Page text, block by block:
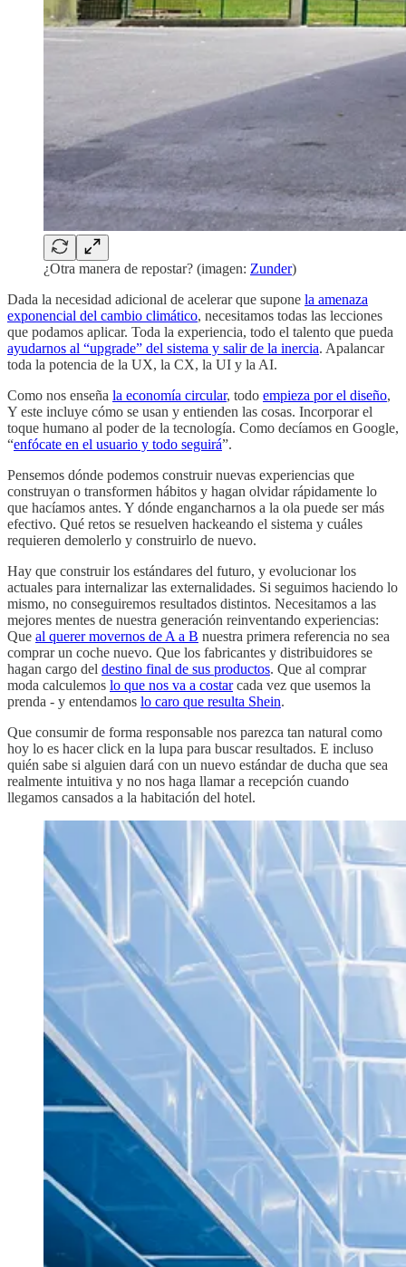
¿Otra manera de repostar? (imagen: Zunder)
Dada la necesidad adicional de acelerar que supone la amenaza
exponencial del cambio climático, necesitamos todas las lecciones
que podamos aplicar. Toda la experiencia, todo el talento que pueda
ayudarnos al “upgrade” del sistema y salir de la inercia. Apalancar
toda la potencia de la UX, la CX, la UI y la AI.
Como nos enseña la economía circular, todo empieza por el diseño,
Y este incluye cómo se usan y entienden las cosas. Incorporar el
toque humano al poder de la tecnología. Como decíamos en Google,
“enfócate en el usuario y todo seguirá”.
Pensemos dónde podemos construir nuevas experiencias que
construyan o transformen hábitos y hagan olvidar rápidamente lo
que hacíamos antes. Y dónde engancharnos a la ola puede ser más
efectivo. Qué retos se resuelven hackeando el sistema y cuáles
requieren demolerlo y construirlo de nuevo.
Hay que construir los estándares del futuro, y evolucionar los
actuales para internalizar las externalidades. Si seguimos haciendo lo
mismo, no conseguiremos resultados distintos. Necesitamos a las
mejores mentes de nuestra generación reinventando experiencias:
Que al querer movernos de A a B nuestra primera referencia no sea
comprar un coche nuevo. Que los fabricantes y distribuidores se
hagan cargo del destino final de sus productos. Que al comprar
moda calculemos lo que nos va a costarcada vez que usemos la
prenda - y entendamos lo caro que resulta Shein.
Que consumir de forma responsable nos parezca tan natural como
hoy lo es hacer click en la lupa para buscar resultados. E incluso
quién sabe si alguien dará con un nuevo estándar de ducha que sea
realmente intuitiva y no nos haga llamar a recepción cuando
llegamos cansados a la habitación del hotel.